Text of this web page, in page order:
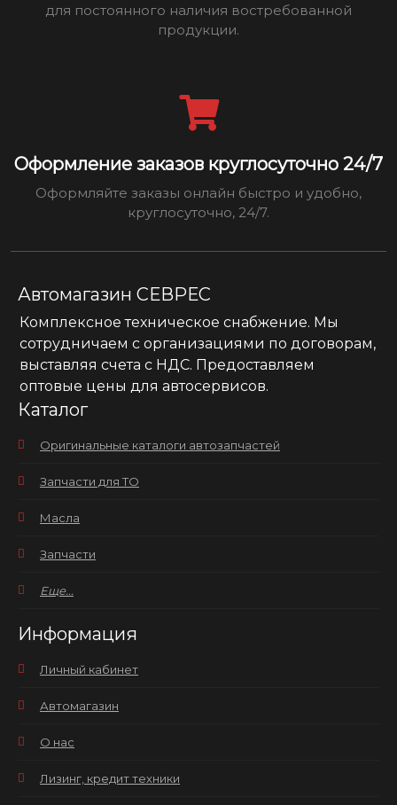
для постоянного наличия востребованной
продукции.
Оформление заказов круглосуточно 24/7
Оформляйте заказы онлайн быстро и удобно,
круглосуточно, 24/7.
Автомагазин СЕВРЕС
Комплексное техническое снабжение. Мы
сотрудничаем с организациями по договорам,
выставляя счета с НДС. Предоставляем
оптовые цены для автосервисов.
Каталог
Оригинальные каталоги автозапчастей
Запчасти для ТО
Масла
Запчасти
Еще...
Информация
Личный кабинет
Автомагазин
О нас
Лизинг, кредит техники